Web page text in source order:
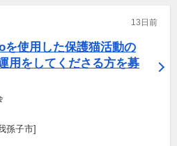
13日前
を使用した保護猫活動の
用をしてくださる方を募
孫子市]